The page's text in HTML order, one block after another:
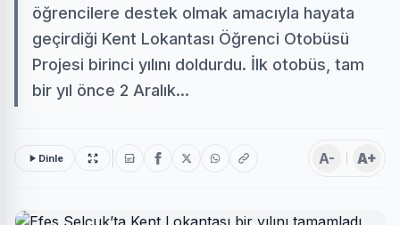
öğrencilere destek olmak amacıyla hayata
geçirdiği Kent Lokantası Öğrenci Otobüsü
Projesi birinci yılını doldurdu. İlk otobüs, tam
bir yıl önce 2 Aralık...
Dinle A- A+